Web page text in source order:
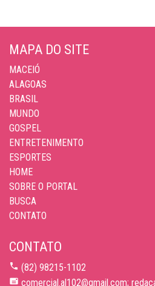
MAPA DO SITE
MACEIÓ
ALAGOAS
BRASIL
MUNDO
GOSPEL
ENTRETENIMENTO
ESPORTES
HOME
SOBRE O PORTAL
BUSCA
CONTATO
CONTATO
(82) 98215-1102
comercial.al102@gmail.com;